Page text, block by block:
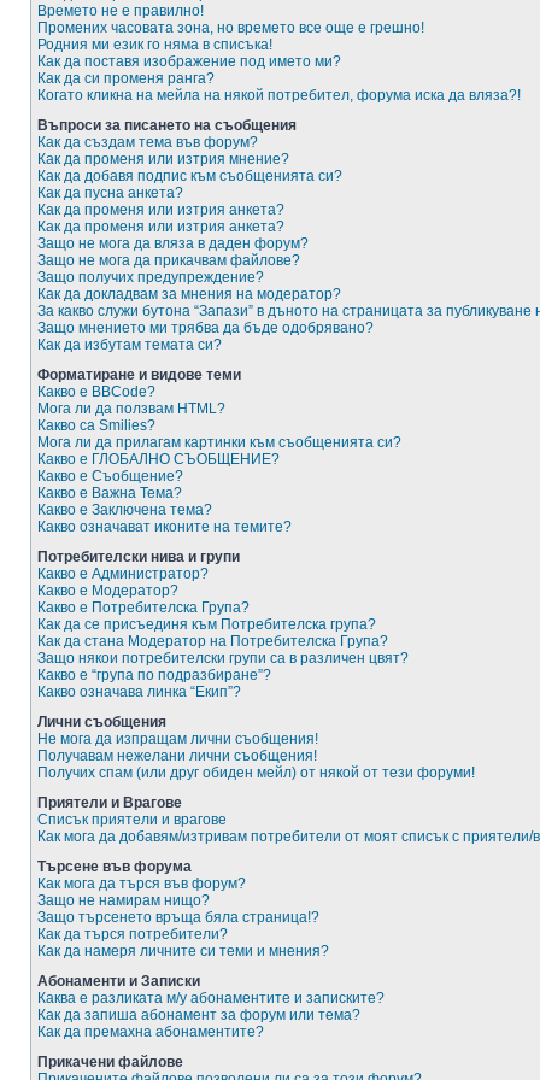
Времето не е правилно!
Промених часовата зона, но времето все още е грешно!
Родния ми език го няма в списъка!
Как да поставя изображение под името ми?
Как да си променя ранга?
Когато кликна на мейла на някой потребител, форума иска да вляза?!
Въпроси за писането на съобщения
Как да създам тема във форум?
Как да променя или изтрия мнение?
Как да добавя подпис към съобщенията си?
Как да пусна анкета?
Как да променя или изтрия анкета?
Как да променя или изтрия анкета?
Защо не мога да вляза в даден форум?
Защо не мога да прикачвам файлове?
Защо получих предупреждение?
Как да докладвам за мнения на модератор?
За какво служи бутона “Запази” в дъното на страницата за
Защо мнението ми трябва да бъде одобрявано?
Как да избутам темата си?
Форматиране и видове теми
Какво е BBCode?
Мога ли да ползвам HTML?
Какво са Smilies?
Мога ли да прилагам картинки към съобщенията си?
Какво е ГЛОБАЛНО СЪОБЩЕНИЕ?
Какво е Съобщение?
Какво е Важна Тема?
Какво е Заключена тема?
Какво означават иконите на темите?
Потребителски нива и групи
Какво е Администратор?
Какво е Модератор?
Какво е Потребителска Група?
Как да се присъединя към Потребителска група?
Как да стана Модератор на Потребителска Група?
Защо някои потребителски групи са в различен цвят?
Какво е “група по подразбиране”?
Какво означава линка “Екип”?
Лични съобщения
Не мога да изпращам лични съобщения!
Получавам нежелани лични съобщения!
Получих спам (или друг обиден мейл) от някой от тези форуми!
Приятели и Врагове
Списък приятели и врагове
Как мога да добавям/изтривам потребители от моят списък с приятели/
Търсене във форума
Как мога да търся във форум?
Защо не намирам нищо?
Защо търсенето връща бяла страница!?
Как да търся потребители?
Как да намеря личните си теми и мнения?
Абонаменти и Записки
Каква е разликата м/у абонаментите и записките?
Как да запиша абонамент за форум или тема?
Как да премахна абонаментите?
Прикачени файлове